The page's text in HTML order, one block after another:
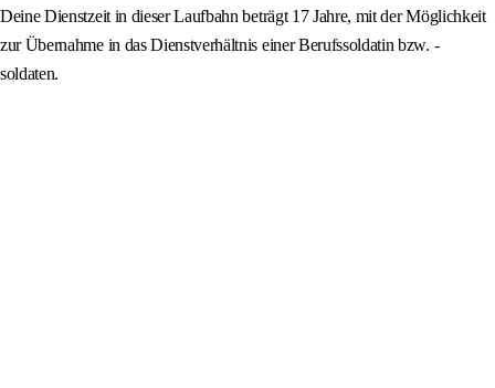
Deine Dienstzeit in dieser Laufbahn beträgt 17 Jahre, mit der Möglichkeit
zur Übernahme in das Dienstverhältnis einer Berufssoldatin bzw. -
soldaten.